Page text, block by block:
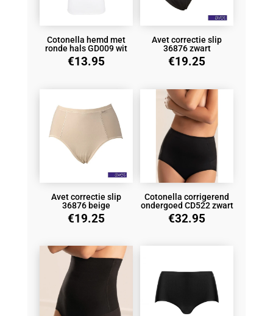
Cotonella hemd met
ronde hals GD009 wit
€13.95
Avet correctie slip
36876 zwart
€19.25
Avet correctie slip
36876 beige
€19.25
Cotonella corrigerend
ondergoed CD522 zwart
€32.95